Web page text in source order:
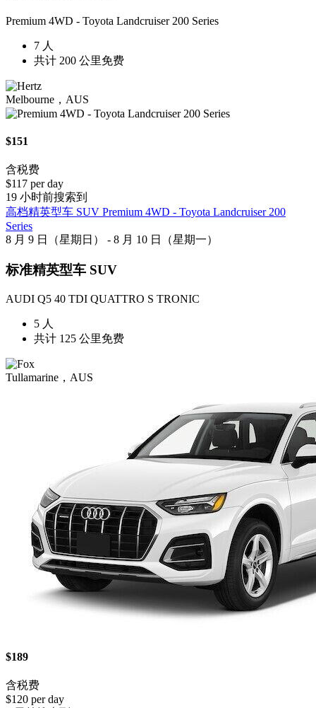
Premium 4WD - Toyota Landcruiser 200 Series
7 人
共计 200 公里免费
Melbourne，AUS
$151
含税费
$117 per day
19 小时前搜索到
高档精英型车 SUV Premium 4WD - Toyota Landcruiser 200
Series
8 月 9 日（星期日） - 8 月 10 日（星期一）
标准精英型车 SUV
AUDI Q5 40 TDI QUATTRO S TRONIC
5 人
共计 125 公里免费
Tullamarine，AUS
$189
含税费
$120 per day